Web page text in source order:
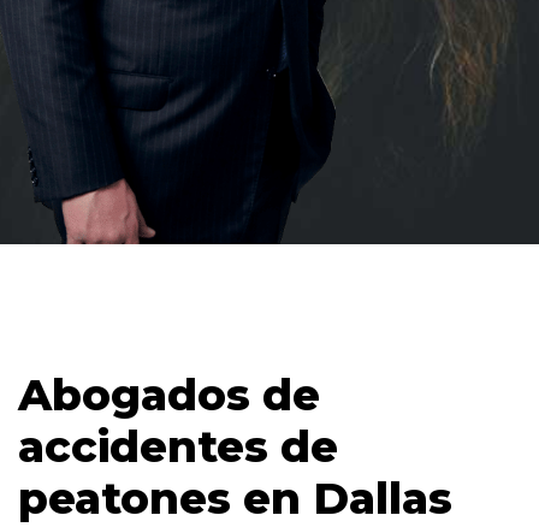
Abogados de
accidentes de
peatones en Dallas